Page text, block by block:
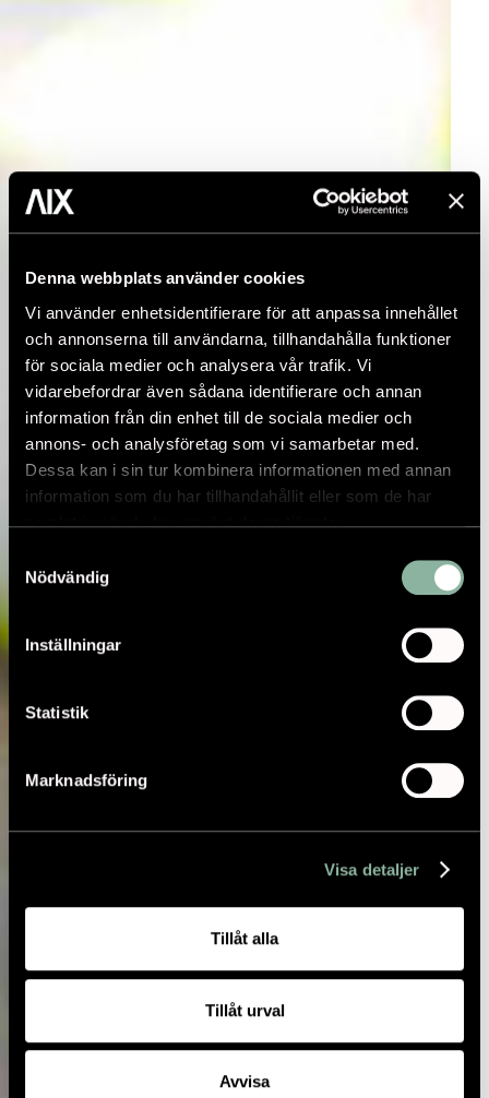
Denna webbplats använder cookies
Vi använder enhetsidentifierare för att anpassa innehållet
och annonserna till användarna, tillhandahålla funktioner
för sociala medier och analysera vår trafik. Vi
vidarebefordrar även sådana identifierare och annan
information från din enhet till de sociala medier och
annons- och analysföretag som vi samarbetar med.
Dessa kan i sin tur kombinera informationen med annan
information som du har tillhandahållit eller som de har
samlat in när du har använt deras tjänster.
Nödvändig
Inställningar
Statistik
Marknadsföring
Visa detaljer
Tillåt alla
Tillåt urval
Avvisa